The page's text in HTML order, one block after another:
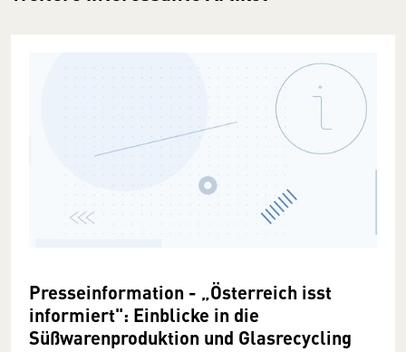
Presseinformation - „Österreich isst
informiert": Einblicke in die
Süßwarenproduktion und Glasrecycling